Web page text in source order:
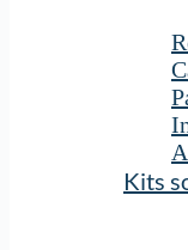
Kits